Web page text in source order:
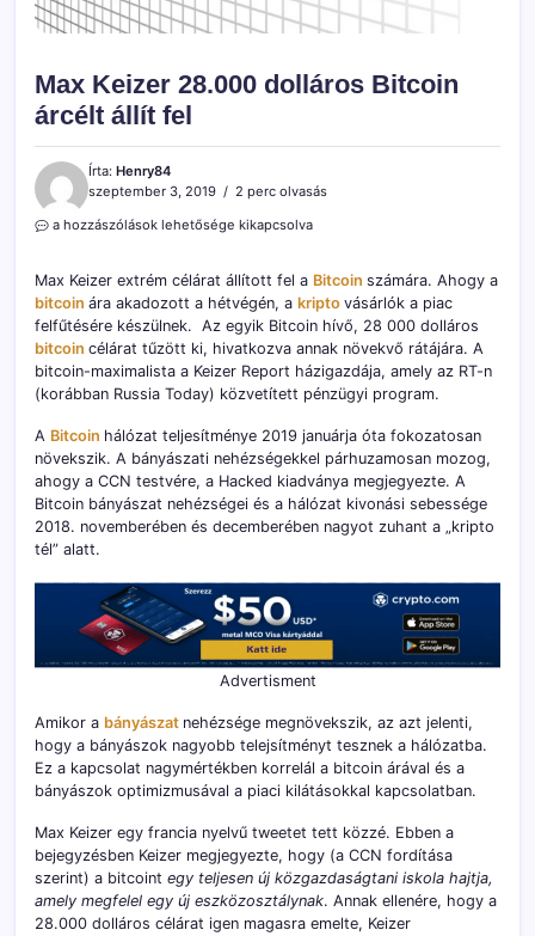
Max Keizer 28.000 dolláros Bitcoin
árcélt állít fel
Írta: Henry84
szeptember 3, 2019
2 perc olvasás
Max
dolláros
Bitcoin
árcélt
állít
fel
bejegyzéshez
a hozzászólások lehetősége kikapcsolva
Max Keizer extrém célárat állított fel a Bitcoin számára. Ahogy a
bitcoin ára akadozott a hétvégén, a kripto vásárlók a piac
felfűtésére készülnek. Az egyik Bitcoin hívő, 28 000 dolláros
bitcoin célárat tűzött ki, hivatkozva annak növekvő rátájára. A
bitcoin-maximalista a Keizer Report házigazdája, amely az RT-n
(korábban Russia Today) közvetített pénzügyi program.
A Bitcoin hálózat teljesítménye 2019 januárja óta fokozatosan
növekszik. A bányászati nehézségekkel párhuzamosan mozog,
ahogy a CCN testvére, a Hacked kiadványa megjegyezte. A
Bitcoin bányászat nehézségei és a hálózat kivonási sebessége
2018. novemberében és decemberében nagyot zuhant a „kripto
tél” alatt.
Advertisment
Amikor a bányászat nehézsége megnövekszik, az azt jelenti,
hogy a bányászok nagyobb telejsítményt tesznek a hálózatba.
Ez a kapcsolat nagymértékben korrelál a bitcoin árával és a
bányászok optimizmusával a piaci kilátásokkal kapcsolatban.
Max Keizer egy francia nyelvű tweetet tett közzé. Ebben a
bejegyzésben Keizer megjegyezte, hogy (a CCN fordítása
szerint) a bitcoint egy teljesen új közgazdaságtani iskola hajtja,
amely megfelel egy új eszközosztálynak. Annak ellenére, hogy a
28.000 dolláros célárat igen magasra emelte, Keizer